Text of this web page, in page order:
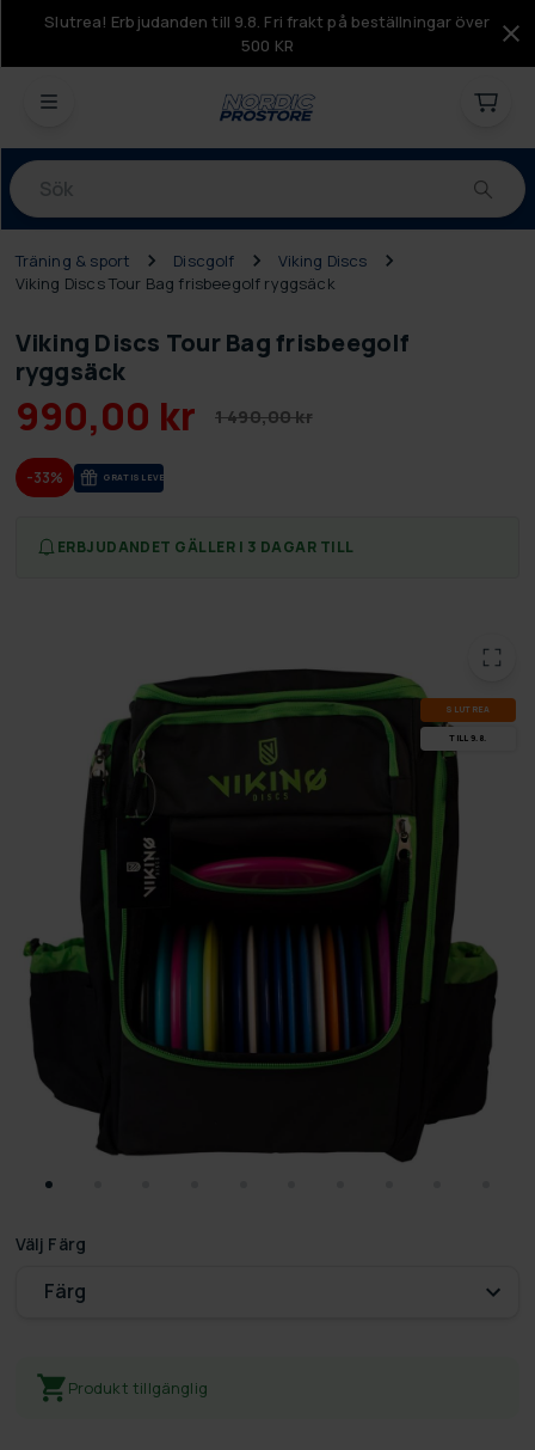
Slutrea! Erbjudanden till 9.8. Fri frakt på beställningar över
500 KR
Produkter
Träning & sport Discgolf
Viking Discs
Viking Discs Tour Bag frisbeegolf ryggsäck
Viking Discs Tour Bag frisbeegolf
ryggsäck
990,00 kr 1 490,00 kr
-33% GRA­TIS LE­VE­RANS
ERBJUDANDET GÄLLER I 3 DAGAR TILL
SLUT­REA
TILL 9.8.
Välj Färg
Färg
Produkt tillgänglig